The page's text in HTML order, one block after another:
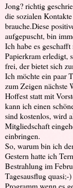
Jong? richtig
die sozialen
brauche.Diese
aufgepuscht, bin
Ich habe es
Papierkram erledigt,
frei, der bietet sich
Ich möchte ein paar
zum Zeigen nächste
Hoffest statt mit
kann ich einen
sind kostenlos, wird
Mitgliedschaft
einbringen.
So, warum bin ich
Gestern hatte ich
Bestrahlung im
Tagesausflug
Programm wenn es